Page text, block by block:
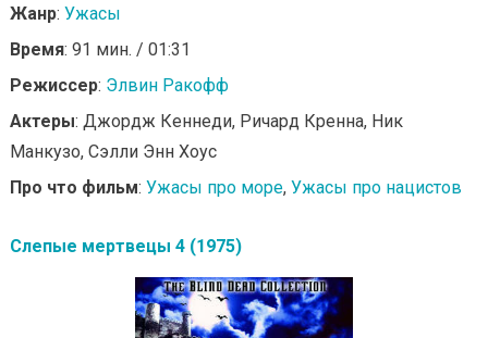
Жанр: Ужасы
Время: 91 мин. / 01:31
Режиссер: Элвин Ракофф
Актеры: Джордж Кеннеди, Ричард Кренна, Ник
Манкузо, Сэлли Энн Хоус
Про что фильм: Ужасы про море, Ужасы про нацистов
Слепые мертвецы 4 (1975)